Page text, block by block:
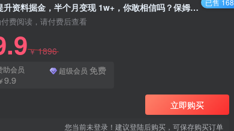
记忆力提升资料掘金，半个月变现 1w+，你敢相信吗？保姆级教学（附500G素材） - 资源之家
费阅读，请付费后查看
￥1896
助会员
9.9
超级会员 免费
立即购买
您当前未登录！建议登陆后购买，可保存购买订单
已售 168